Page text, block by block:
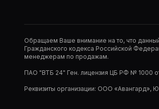
Обращаем Ваше внимание на то, что
Гражданского кодекса Российской
менеджерам по продажам.
ПАО "ВТБ 24" Ген. лицензия ЦБ РФ № 1000
Реквизиты организации: ООО